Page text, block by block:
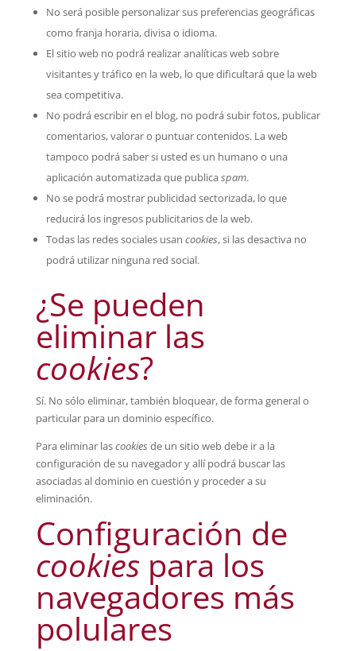
No será posible personalizar sus preferencias geográficas
como franja horaria, divisa o idioma.
El sitio web no podrá realizar analíticas web sobre
visitantes y tráfico en la web, lo que dificultará que la web
sea competitiva.
No podrá escribir en el blog, no podrá subir fotos, publicar
comentarios, valorar o puntuar contenidos. La web
tampoco podrá saber si usted es un humano o una
aplicación automatizada que publicaspam.
No se podrá mostrar publicidad sectorizada, lo que
reducirá los ingresos publicitarios de la web.
Todas las redes sociales usan cookies, si las desactiva no
podrá utilizar ninguna red social.
¿Se pueden
eliminar las
cookies?
Sí. No sólo eliminar, también bloquear, de forma general o
particular para un dominio específico.
Para eliminar lascookies de un sitio web debe ir a la
configuración de su navegador y allí podrá buscar las
asociadas al dominio en cuestión y proceder a su
eliminación.
Configuración de
cookiespara los
navegadores más
polulares